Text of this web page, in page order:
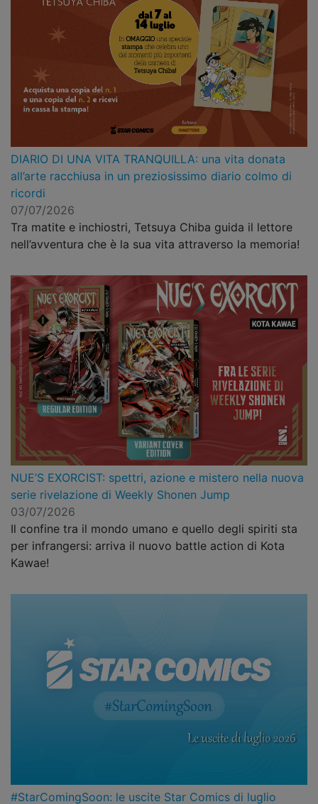
DIARIO DI UNA VITA TRANQUILLA: una vita donata
all’arte racchiusa in un preziosissimo diario colmo di
ricordi
07/07/2026
Tra matite e inchiostri, Tetsuya Chiba guida il lettore
nell’avventura che è la sua vita attraverso la memoria!
NUE’S EXORCIST: spettri, azione e mistero nella nuova
serie rivelazione di Weekly Shonen Jump
03/07/2026
Il confine tra il mondo umano e quello degli spiriti sta
per infrangersi: arriva il nuovo battle action di Kota
Kawae!
#StarComingSoon: le uscite Star Comics di luglio